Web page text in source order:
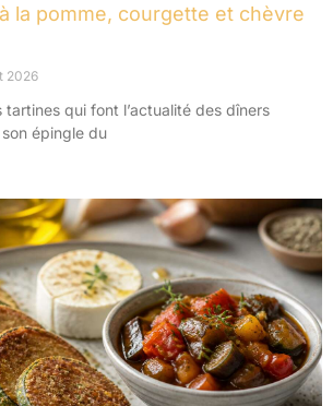
la pomme, courgette et chèvre
2026
tartines qui font l’actualité des dîners
épingle du